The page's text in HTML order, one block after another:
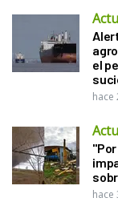
el
hace
hace